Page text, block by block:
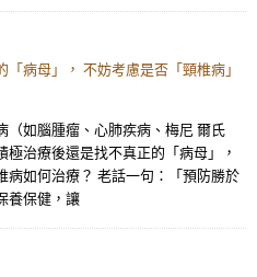
病母」， 不妨考慮是否「頸椎病」
（如腦腫瘤、心肺疾病、梅尼 爾氏
治療後還是找不真正的「病母」，
病如何治療？ 老話一句：「預防勝於
養保健，讓